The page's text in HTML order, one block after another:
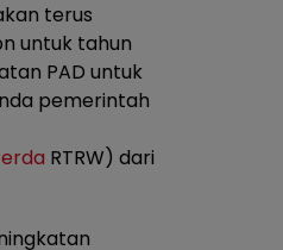
terus
untuk tahun
PAD untuk
pemerintah
RTRW) dari